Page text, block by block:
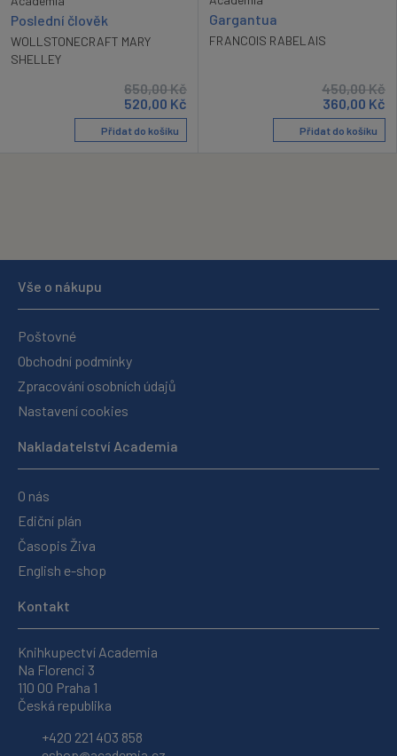
Poslední člověk
WOLLSTONECRAFT MARY
SHELLEY
650,00Kč
520,00 Kč
Přidat do košíku
Gargantua
FRANCOIS RABELAIS
450,00Kč
360,00 Kč
Přidat do košíku
Vše o nákupu
Poštovné
Obchodní podmínky
Zpracování osobních údajů
Nastavení cookies
Nakladatelství Academia
O nás
Ediční plán
Časopis Živa
English e-shop
Kontakt
Knihkupectví Academia
Na Florenci 3
110 00 Praha 1
Česká republika
+420 221 403 858